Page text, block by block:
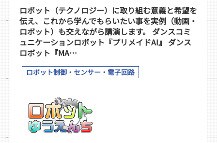
ロボット（テクノロジー）に取り組む意義と希望を
伝え、これから学んでもらいたい事を実例（動画・
ロボット）も交えながら講演します。 ダンスコミ
ュニケーションロボット『プリメイドAI』 ダンス
ロボット『MA…
ロボット制御・センサー・電子回路